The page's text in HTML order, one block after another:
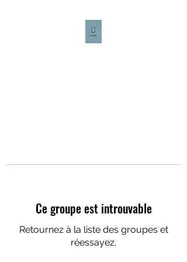
Ce groupe est introuvable
Retournez à la liste des groupes et
réessayez.